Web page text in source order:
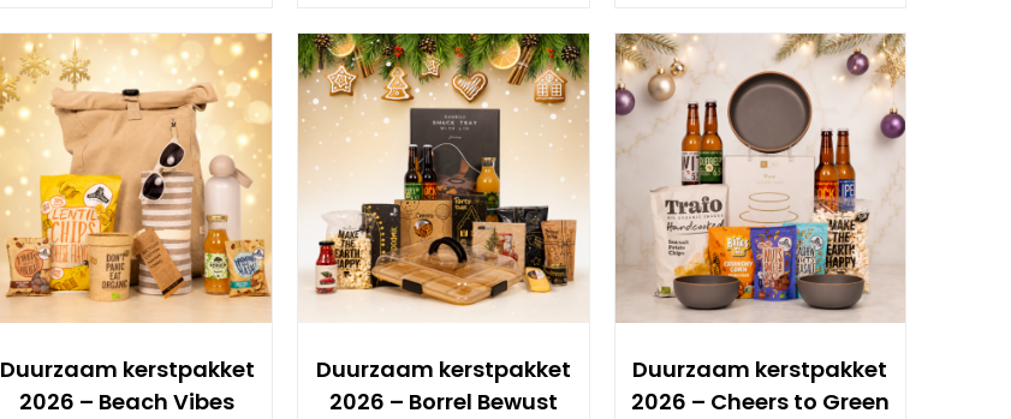
Duurzaam kerstpakket
2026 – Beach Vibes
Duurzaam kerstpakket
2026 – Borrel Bewust
Duurzaam kerstpakket
2026 – Cheers to Green